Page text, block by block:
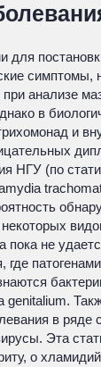
для
симптомы,
анализе
в
и
НГУ (по
пока не
где
genitalium.
в ряде
Эта
о